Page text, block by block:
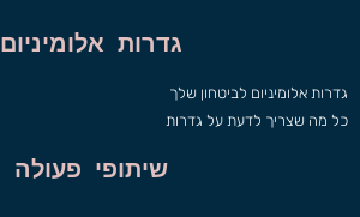
גדרות אלומיניום
גדרות אלומיניום לביטחון שלך
כל מה שצריך לדעת על גדרות
שיתופי פעולה